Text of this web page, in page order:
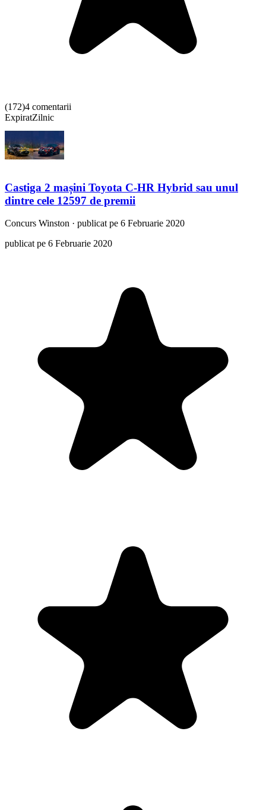
(172)4 comentarii
ExpiratZilnic
Castiga 2 mașini Toyota C-HR Hybrid sau unul
dintre cele 12597 de premii
Concurs Winston · publicat pe 6 Februarie 2020
publicat pe 6 Februarie 2020